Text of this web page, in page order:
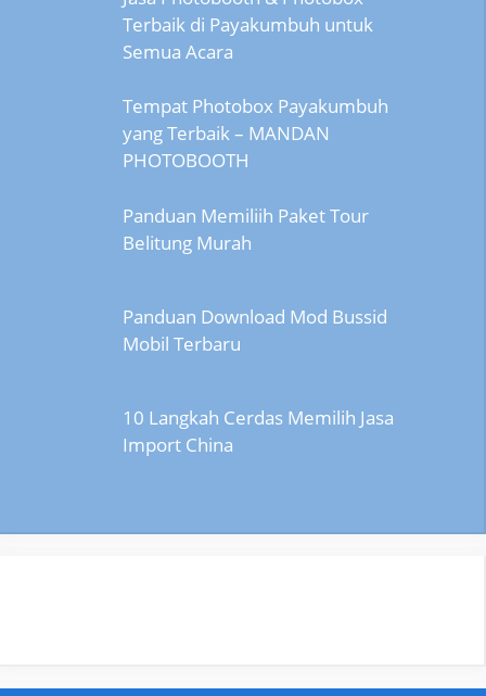
Terbaik di Payakumbuh untuk
Semua Acara
Tempat Photobox Payakumbuh
yang Terbaik – MANDAN
PHOTOBOOTH
Panduan Memiliih Paket Tour
Belitung Murah
Panduan Download Mod Bussid
Mobil Terbaru
10 Langkah Cerdas Memilih Jasa
Import China